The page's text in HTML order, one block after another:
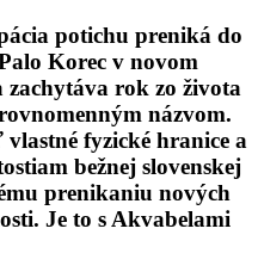
potichu preniká do
Korec v novom
rok zo života
názvom.
fyzické hranice a
bežnej slovenskej
prenikaniu nových
Je to s Akvabelami